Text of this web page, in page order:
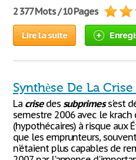
2 377 Mots / 10 Pages
Lire la suite
Synthèse De La
La crisedes subprimess'est
semestre 2006 avec le
(hypothécaires) à risque aux
que les emprunteurs,
n'étaient plus capables de